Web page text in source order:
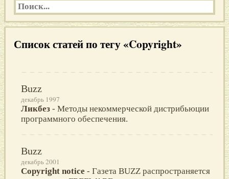
Список статей по тегу «Copyright»
Buzz
декабрь 1997
Ликбез - Методы некоммерческой дистрибьюции
программного обеспечения.
Buzz
декабрь 2001
Copyright notice - Газета BUZZ распространяется